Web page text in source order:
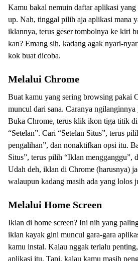
Kamu bakal nemuin daftar aplikasi
up. Nah, tinggal pilih aja aplikasi mana
iklannya, terus geser tombolnya ke kiri
kan? Emang sih, kadang agak nyari-
kok buat dicoba.
Melalui Chrome
Buat kamu yang sering browsing pakai
muncul dari sana. Caranya ngilanginnya
Buka Chrome, terus klik ikon tiga titik
“Setelan”. Cari “Setelan Situs”, terus
pengalihan”, dan nonaktifkan opsi itu.
Situs”, terus pilih “Iklan mengganggu”,
Udah deh, iklan di Chrome (harusnya)
walaupun kadang masih ada yang lolos
Melalui Home Screen
Iklan di home screen? Ini nih yang
iklan kayak gini muncul gara-gara
kamu instal. Kalau nggak terlalu
aplikasi itu. Tapi, kalau kamu masih